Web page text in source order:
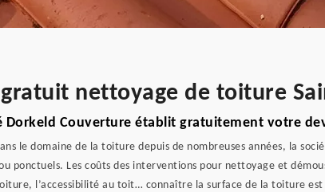
nettoyage de toiture
Dorkeld Couverture établit gratuitement votre
le domaine de la toiture depuis de nombreuses années, la
ponctuels. Les coûts des interventions pour nettoyage et
l’accessibilité au toit… connaître la surface de la toiture